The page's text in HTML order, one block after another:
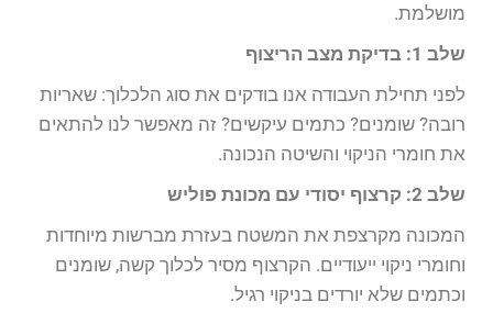
מושלמת.
שלב 1: בדיקת מצב הריצוף
לפני תחילת העבודה אנו בודקים את סוג הלכלוך: שאריות
רובה? שומנים? כתמים עיקשים? זה מאפשר לנו להתאים
את חומרי הניקוי והשיטה הנכונה.
שלב 2: קרצוף יסודי עם מכונת פוליש
המכונה מקרצפת את המשטח בעזרת מברשות מיוחדות
וחומרי ניקוי ייעודיים. הקרצוף מסיר לכלוך קשה, שומנים
וכתמים שלא יורדים בניקוי רגיל.